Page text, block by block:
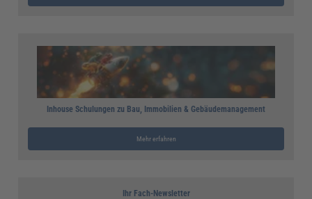
Inhouse Schulungen zu Bau, Immobilien & Gebäudemanagement
Mehr erfahren
Ihr Fach-Newsletter